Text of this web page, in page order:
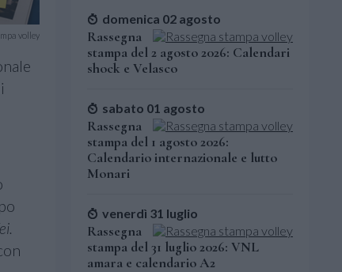
volley
domenica 02 agosto
Rassegna
stampa del 2 agosto 2026: Calendari
shock e Velasco
sabato 01 agosto
Rassegna
stampa del 1 agosto 2026:
Calendario internazionale e lutto
Monari
venerdì 31 luglio
Rassegna
stampa del 31 luglio 2026: VNL
amara e calendario A2